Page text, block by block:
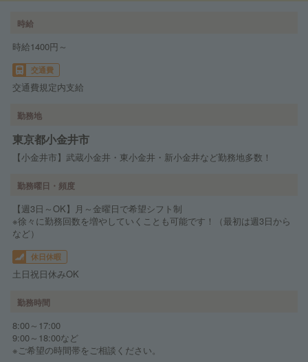
時給
時給1400円～
交通費
交通費規定内支給
勤務地
東京都小金井市
【小金井市】武蔵小金井・東小金井・新小金井など勤務地多数！
勤務曜日・頻度
【週3日～OK】月～金曜日で希望シフト制
※徐々に勤務回数を増やしていくことも可能です！（最初は週3日から
など）
休日休暇
土日祝日休みOK
勤務時間
8:00～17:00
9:00～18:00など
※ご希望の時間帯をご相談ください。